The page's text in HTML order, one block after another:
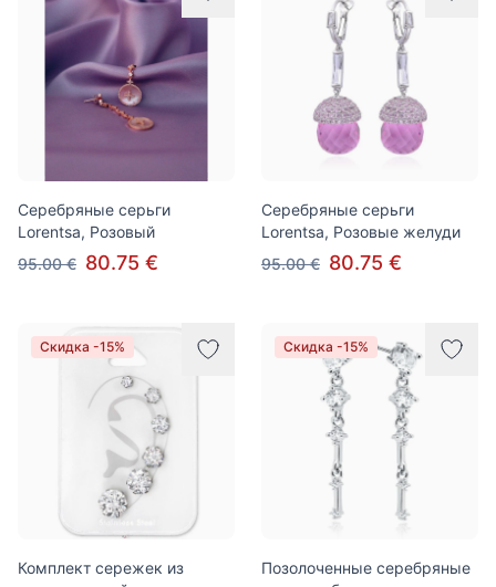
Серебряные серьги
Lorentsa, Розовый
95.00 € 80.75 €
Серебряные серьги
Lorentsa, Розовые желуди
95.00 € 80.75 €
Скидка -15%
Комплект сережек из
Скидка -15%
Позолоченные серебряные